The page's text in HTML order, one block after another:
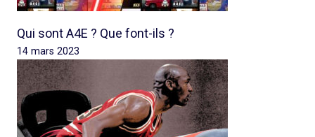
Qui sont A4E ? Que font-ils ?
14 mars 2023